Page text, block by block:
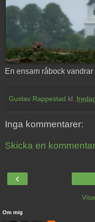
En ensam råbock
Gustav Rappestad kl.
Inga kommentarer:
Skicka en kommentar
‹
Om mig